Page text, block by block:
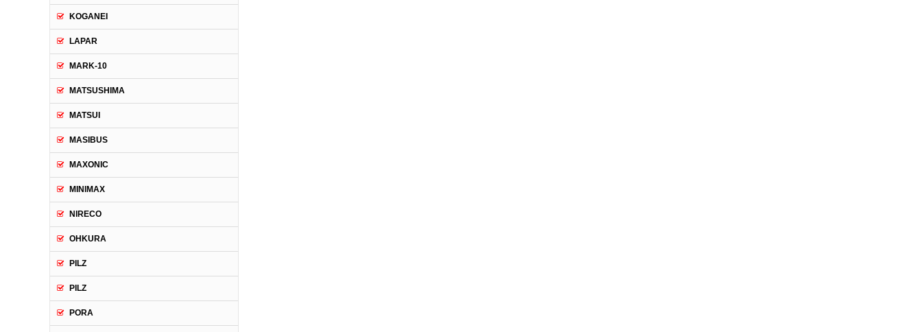
KOGANEI
LAPAR
MARK-10
MATSUSHIMA
MATSUI
MASIBUS
MAXONIC
MINIMAX
NIRECO
OHKURA
PILZ
PILZ
PORA